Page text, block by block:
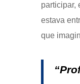
participar,
estava
que